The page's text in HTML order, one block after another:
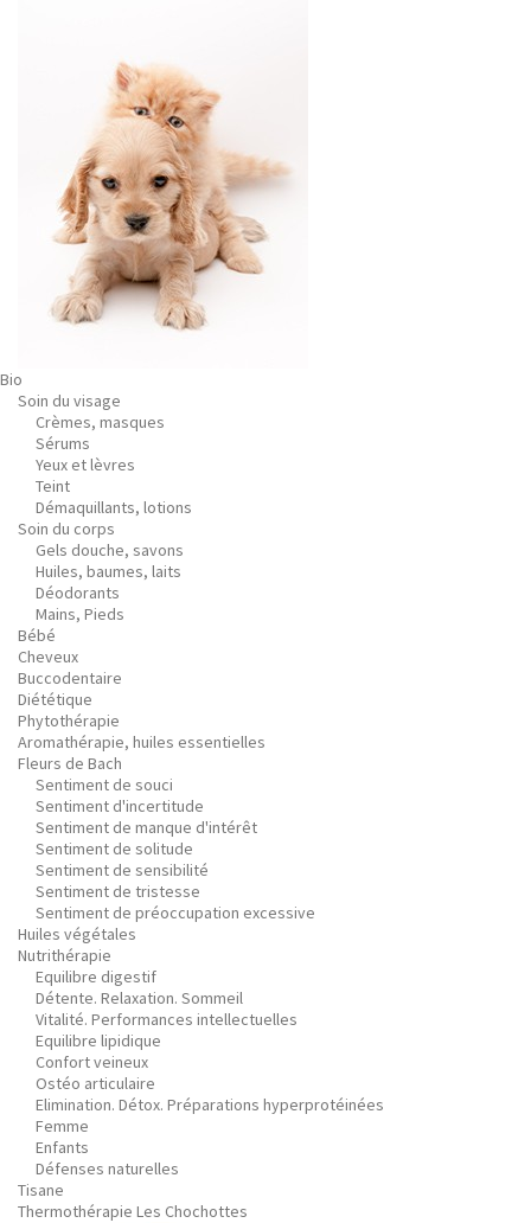
Bio
Soin du visage
Crèmes, masques
Sérums
Yeux et lèvres
Teint
Démaquillants, lotions
Soin du corps
Gels douche, savons
Huiles, baumes, laits
Déodorants
Mains, Pieds
Bébé
Cheveux
Buccodentaire
Diététique
Phytothérapie
Aromathérapie, huiles essentielles
Fleurs de Bach
Sentiment de souci
Sentiment d'incertitude
Sentiment de manque d'intérêt
Sentiment de solitude
Sentiment de sensibilité
Sentiment de tristesse
Sentiment de préoccupation excessive
Huiles végétales
Nutrithérapie
Equilibre digestif
Détente. Relaxation. Sommeil
Vitalité. Performances intellectuelles
Equilibre lipidique
Confort veineux
Ostéo articulaire
Elimination. Détox. Préparations hyperprotéinées
Femme
Enfants
Défenses naturelles
Tisane
Thermothérapie Les Chochottes